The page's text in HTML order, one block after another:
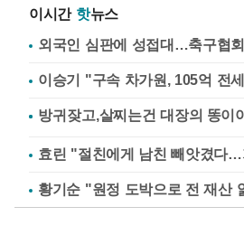
이시간 핫뉴스
외국인 심판에 성접대…축구협
이승기 "구속 차가원, 105억 전
효린 "절친에게 남친 빼앗겼다
황기순 "원정 도박으로 전 재산